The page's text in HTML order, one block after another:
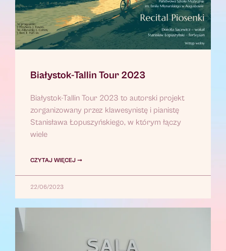
Białystok-Tallin Tour 2023
Białystok-Tallin Tour 2023 to autorski projekt
zorganizowany przez klawesynistę i pianistę
Stanisława Łopuszyńskiego, w którym łączy
wiele
CZYTAJ WIĘCEJ ➞
22/06/2023